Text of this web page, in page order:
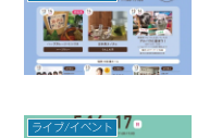
ライブ/イベント